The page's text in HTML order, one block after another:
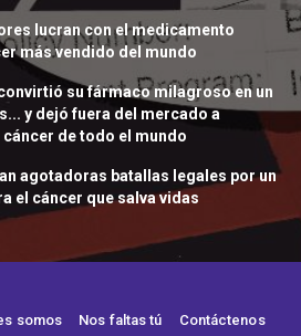
lucran con el medicamento
más vendido del mundo
su fármaco milagroso en un
y dejó fuera del mercado a
de todo el mundo
agotadoras batallas legales por un
el cáncer que salva vidas
somos Nos faltas tú Contáctenos